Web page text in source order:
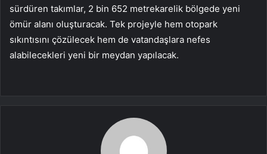
sürdüren takımlar, 2 bin 652 metrekarelik bölgede yeni
ömür alanı oluşturacak. Tek projeyle hem otopark
sıkıntısını çözülecek hem de vatandaşlara nefes
alabilecekleri yeni bir meydan yapılacak.